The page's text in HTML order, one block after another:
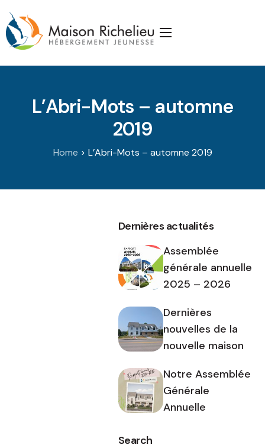
Accueil
Services
J’appuie la Maison
L’Abri-Mots – automne
2019
Home L’Abri-Mots – automne 2019
Dernières actualités
Assemblée
générale annuelle
2025 – 2026
Dernières
nouvelles de la
nouvelle maison
Notre Assemblée
Générale
Annuelle
Search